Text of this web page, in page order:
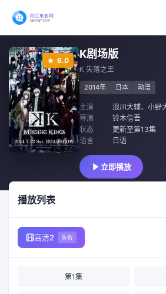
6.0
K剧场版
K 失落之王
2014年 日本 动漫
主演 浪川大辅、 小野
导演
铃木信吾
状态
更新至第13集
语言
日语
立即播放
播放列表
高清2 失败
第1集